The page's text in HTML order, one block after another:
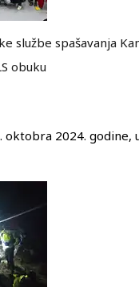
službe spašavanja
obuku
oktobra 2024. godine,